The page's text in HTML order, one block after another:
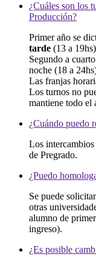
¿Cuáles son los
Producción?
Primer año se
tarde (13 a
Segundo a
noche (18 a
Las franjas
Los turnos no
mantiene todo el
¿Cuándo puedo
Los
de Pregrado.
¿Puedo
Se puede
otras
alumno de
ingreso).
¿Es posible